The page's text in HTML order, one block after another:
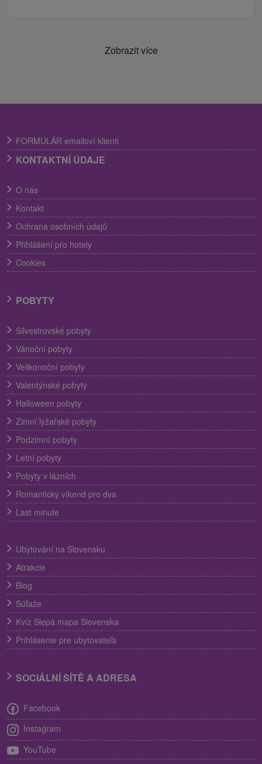
Zobrazit více
FORMULÁR emailoví klienti
KONTAKTNÍ ÚDAJE
O nás
Kontakt
Ochrana osobních údajů
Přihlášení pro hotely
Cookies
POBYTY
Silvestrovské pobyty
Vánoční pobyty
Velikonoční pobyty
Valentýnské pobyty
Halloween pobyty
Zimní lyžařské pobyty
Podzimní pobyty
Letní pobyty
Pobyty v lázních
Romantický víkend pro dva
Last minute
Ubytování na Slovensku
Atrakcie
Blog
Súťaže
Kvíz Slepá mapa Slovenska
Prihlásenie pre ubytovateľa
SOCIÁLNÍ SÍTĚ A ADRESA
Facebook
Instagram
YouTube